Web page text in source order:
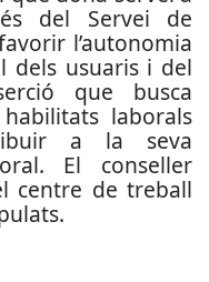
del Servei de
l’autonomia
dels usuaris i del
que busca
laborals
a la seva
El conseller
centre de treball